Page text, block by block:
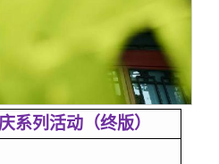
系列活动（终版）